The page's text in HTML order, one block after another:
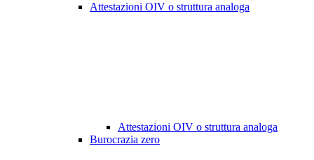
Attestazioni OIV o struttura analoga
Attestazioni OIV o struttura analoga
Burocrazia zero